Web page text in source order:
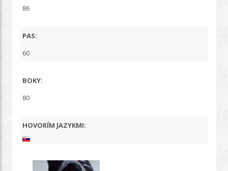
86
PAS:
60
BOKY:
80
HOVORÍM JAZYKMI: